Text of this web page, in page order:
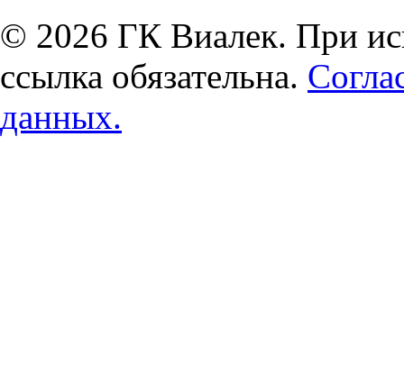
© 2026 ГК Виалек. При
ссылка обязательна.
данных.